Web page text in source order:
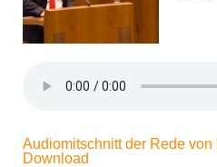
Audiomitschnitt der Rede
Download